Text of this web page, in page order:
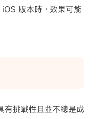
版本時，效果可能
有挑戰性且並不總是成